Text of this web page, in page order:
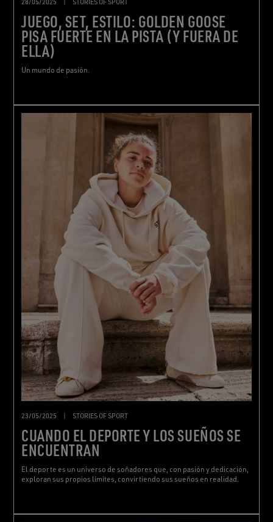
28/05/2025 STORIES OF SPORT
JUEGO, SET, ESTILO: GOLDEN GOOSE
PISA FUERTE EN LA PISTA (Y FUERA DE
ELLA)
Un mundo de pasión.
23/05/2025 STORIES OF SPORT
CUANDO EL DEPORTE Y LOS SUEÑOS SE
ENCUENTRAN
El deporte es un universo de soñadores que, con pasión y dedicación,
exploran sus propios límites, convirtiendo sus sueños en realidad.